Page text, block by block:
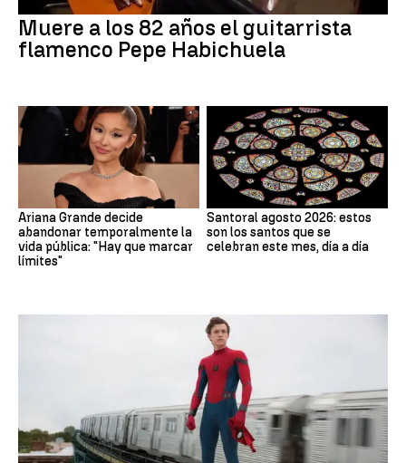
Muere a los 82 años el guitarrista
flamenco Pepe Habichuela
Ariana Grande decide
abandonar temporalmente la
vida pública: "Hay que marcar
límites"
Santoral agosto 2026: estos
son los santos que se
celebran este mes, día a día